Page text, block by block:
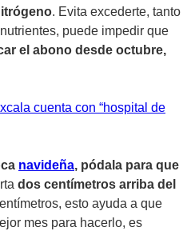
. Evita excederte, tanto
puede impedir que
el abono desde octubre,
cuenta con “hospital de
navideña, pódala para que
dos centímetros arriba del
esto ayuda a que
mes para hacerlo, es